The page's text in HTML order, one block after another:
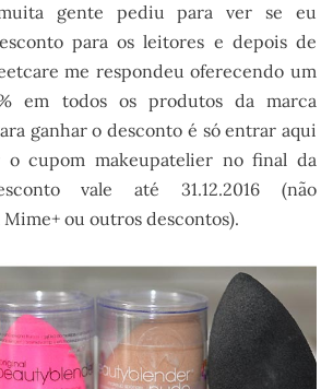
gente pediu para ver se eu
para os leitores e depois de
me respondeu oferecendo um
em todos os produtos da marca
ganhar o desconto é só entrar aqui
cupom makeupatelier no final da
vale até 31.12.2016 (não
ou outros descontos).